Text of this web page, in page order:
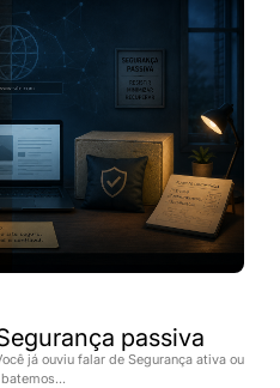
passiva
já ouviu falar de Segurança ativa ou